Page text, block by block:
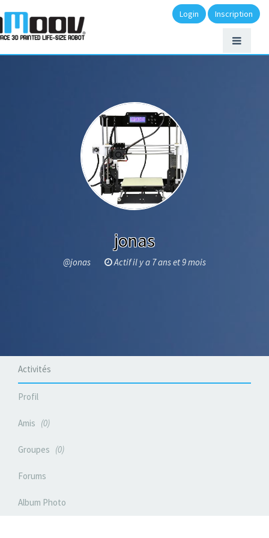
Login Inscription
jonas
@jonas Actif il y a 7 ans et 9 mois
Activités
Profil
Amis 0
Groupes 0
Forums
Album Photo